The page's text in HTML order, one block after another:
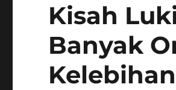
Kisah
Banyak